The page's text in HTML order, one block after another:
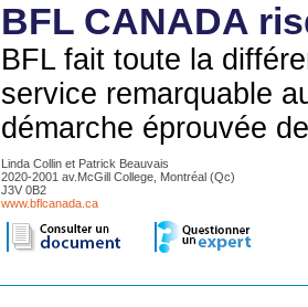
BFL CANADA
BFL fait toute la
service remarquable
démarche éprouvée
Linda Collin et Patrick Beauvais
2020-2001 av.McGill College, Montréal (Qc)
J3V 0B2
www.bflcanada.ca